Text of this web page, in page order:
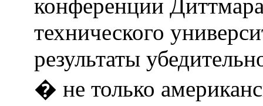
конференции
технического
результаты
� не только